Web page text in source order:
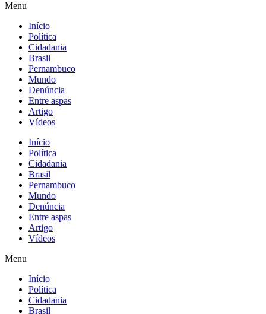
Menu
Início
Política
Cidadania
Brasil
Pernambuco
Mundo
Denúncia
Entre aspas
Artigo
Vídeos
Início
Política
Cidadania
Brasil
Pernambuco
Mundo
Denúncia
Entre aspas
Artigo
Vídeos
Menu
Início
Política
Cidadania
Brasil